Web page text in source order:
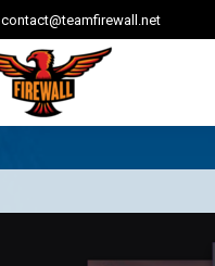
contact@teamfirewall.net